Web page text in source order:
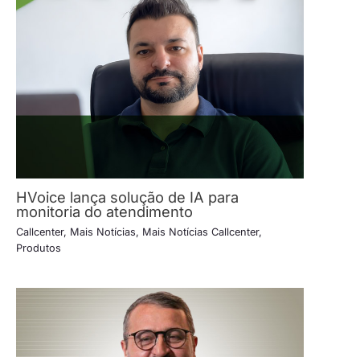
HVoice lança solução de IA para
monitoria do atendimento
Callcenter, Mais Notícias, Mais Notícias Callcenter,
Produtos